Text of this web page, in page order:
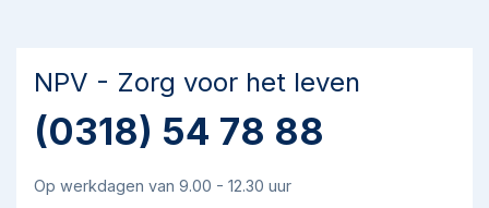
NPV - Zorg voor het leven
(0318) 54 78 88
Op werkdagen van 9.00 - 12.30 uur